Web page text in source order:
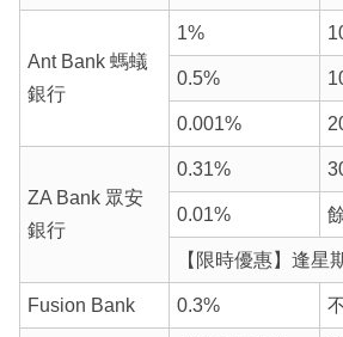
Ant Bank 螞蟻
銀行
1%
0.5%
0.001%
ZA Bank 眾安
銀行
0.31%
0.01%
【限時優惠】逢星
Fusion Bank 0.3%